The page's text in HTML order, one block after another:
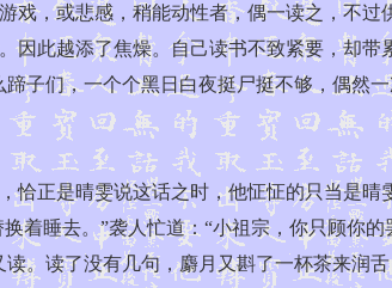
，或悲感，稍能动性者，偶一读之，不过
此越添了焦燥。自己读书不致紧要，却带
子们，一个个黑日白夜挺尸挺不够，偶然
正是晴雯说这话之时，他怔怔的只当是晴
着睡去。”袭人忙道：“小祖宗，你只顾你
。读了没有几句，麝月又斟了一杯茶来润